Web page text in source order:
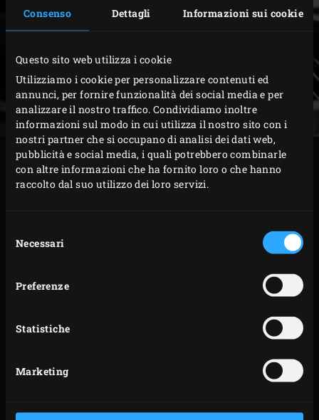
Consenso Dettagli Informazioni sui cookie
Questo sito web utilizza i cookie
Utilizziamo i cookie per personalizzare contenuti ed
annunci, per fornire funzionalità dei social media e per
analizzare il nostro traffico. Condividiamo inoltre
informazioni sul modo in cui utilizza il nostro sito con i
nostri partner che si occupano di analisi dei dati web,
pubblicità e social media, i quali potrebbero combinarle
con altre informazioni che ha fornito loro o che hanno
raccolto dal suo utilizzo dei loro servizi.
delNecessari
Preferenze
Statistiche
Marketing
PREPARAZIONE
renderle morbide. Nel frattempo, tagliate il formaggio
Rimuovete le patate dolci dall’EGG e tagliarle
fettine di feta e cospargetele con il prezzemolo tritato
CONSIGLI: